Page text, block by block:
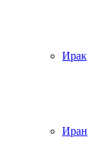
Ирак
Иран